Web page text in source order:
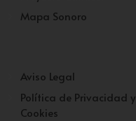
Mapa Sonoro
Aviso Legal
Política de Privacidad y
Cookies